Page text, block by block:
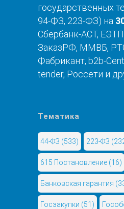
государственных
94-ФЗ, 223-ФЗ) на
Сбербанк-АСТ,
ЗаказРФ, ММВБ,
Фабрикант, b2b-
tender, Россети и
Тематика
44-ФЗ (533) 223-ФЗ
615 Постановление (16)
Банковская гарантия
Госзакупки (51)